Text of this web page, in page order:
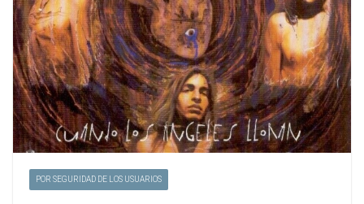
POR SEGURIDAD DE LOS USUARIOS